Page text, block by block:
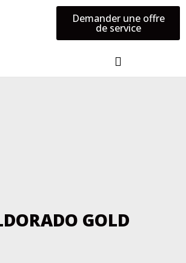
Demander une offre
de service
GOLD